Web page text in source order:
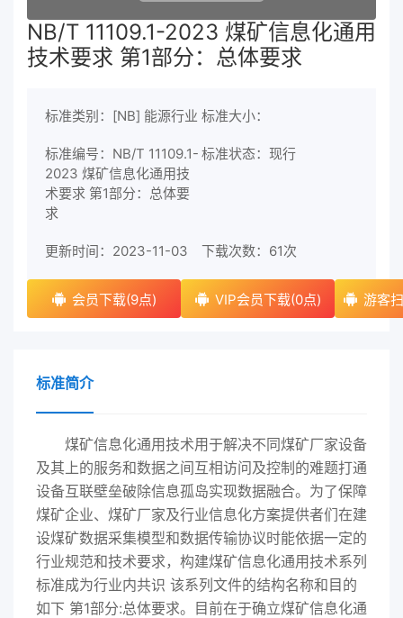
NB/T 11109.1-2023 煤矿信息化通用
技术要求 第1部分：总体要求
标准类别：[NB] 能源行业 标准大小：
标准编号：NB/T 11109.1-
2023 煤矿信息化通用技
术要求 第1部分：总体要
求
标准状态：现行
更新时间：2023-11-03 下载次数： 61次
会员下载(9点) VIP会员下载(0点) 游客
标准简介
煤矿信息化通用技术用于解决不同煤矿厂家设备
及其上的服务和数据之间互相访问及控制的难题打通
设备互联壁垒破除信息孤岛实现数据融合。为了保障
煤矿企业、煤矿厂家及行业信息化方案提供者们在建
设煤矿数据采集模型和数据传输协议时能依据一定的
行业规范和技术要求，构建煤矿信息化通用技术系列
标准成为行业内共识 该系列文件的结构名称和目的
如下 第1部分:总体要求。目前在于确立煤矿信息化通